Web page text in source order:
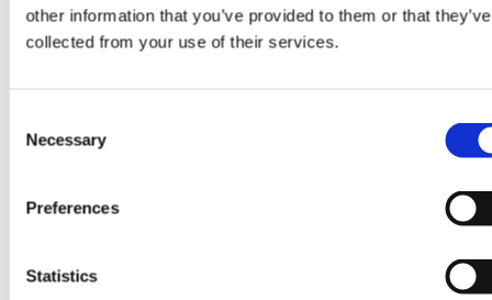
other information that you’ve provided to them or that they’ve
collected from your use of their services.
Selection
Necessary
Preferences
Statistics